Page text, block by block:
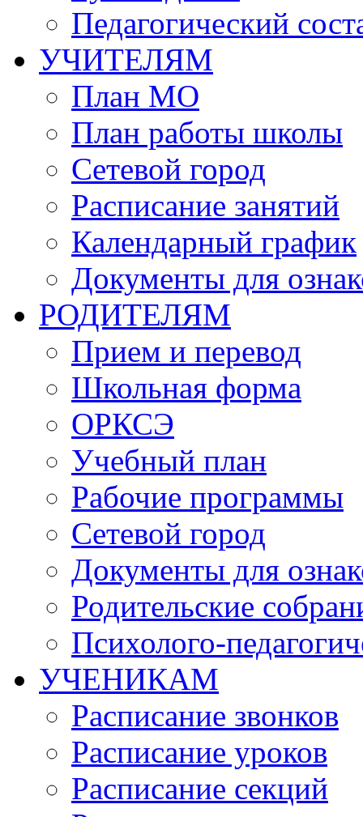
Педагогический
УЧИТЕЛЯМ
План МО
План работы школы
Сетевой город
Расписание занятий
Календарный график
Документы для
РОДИТЕЛЯМ
Прием и перевод
Школьная форма
ОРКСЭ
Учебный план
Рабочие программы
Сетевой город
Документы для
Родительские
Психолого-
УЧЕНИКАМ
Расписание звонков
Расписание уроков
Расписание секций